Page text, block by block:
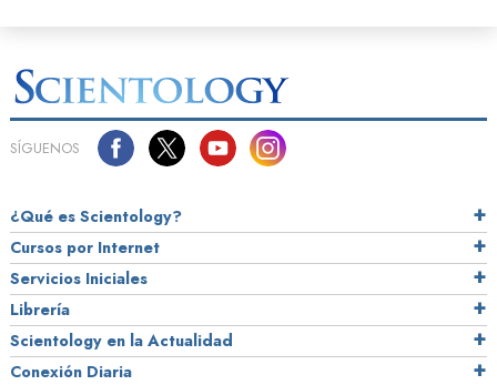
SÍGUENOS
¿Qué es Scientology?
Cursos por Internet
Servicios Iniciales
Librería
Scientology en la Actualidad
Conexión Diaria